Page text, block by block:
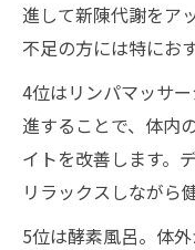
進して新陳代謝をア
不足の方には特にお
4位はリンパマッサ
進することで、体内
イトを改善します。
リラックスしながら
5位は酵素風呂。体